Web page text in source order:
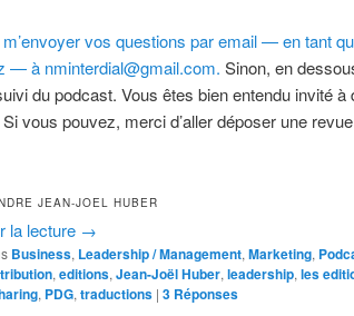
vos questions par email — en tant
— à nminterdial@gmail.com. Sinon, en
du podcast. Vous êtes bien entendu invité
vous pouvez, merci d’aller déposer une revue
JEAN-JOEL HUBER
la lecture →
Business, Leadership / Management, Marketing,
, editions, Jean-Joël Huber, leadership, les
, PDG, traductions | 3 Réponses